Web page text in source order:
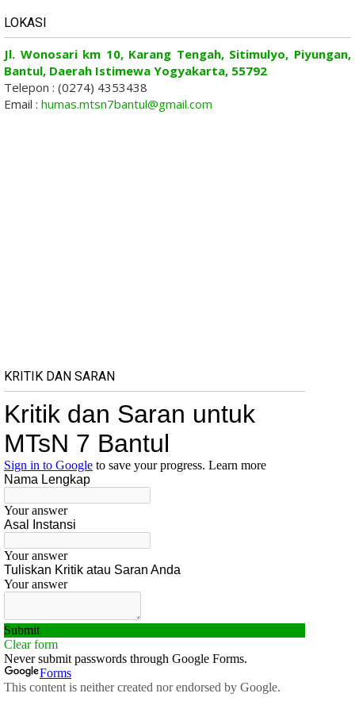
LOKASI
Jl. Wonosari km 10, Karang Tengah, Sitimulyo, Piyungan,
Bantul, Daerah Istimewa Yogyakarta, 55792
Telepon : (0274) 4353438
Email : humas.mtsn7bantul@gmail.com
KRITIK DAN SARAN